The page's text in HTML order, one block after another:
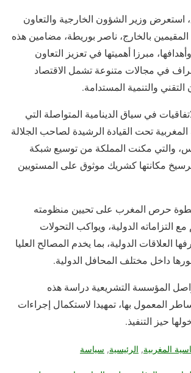
استعرض وزير الشؤون الخارجية والتعاون
المقيمين بالخارج، ناصر بوريطة، مضامين هذه
مبرزا أهميتها في تعزيز التعاون
في مجالات متنوعة تشمل الاقتصاد
التقني والتنمية المستدامة.
في سياق الدينامية المتواصلة التي
المغربية تحت القيادة الرشيدة لصاحب الجلالة
والتي مكنت المملكة من توسيع شبكة
مكانتها كشريك موثوق على المستويين
حرص المغرب على تحيين منظومته
مع التزاماته الدولية، ويواكب التحولات
العلاقات الدولية، بما يخدم المصالح العليا
داخل مختلف المحافل الدولية.
المؤسسة التشريعية دراسة هذه
المعمول بها، تمهيدا لاستكمال إجراءات
حيز التنفيذ.
المغربية, الرئيسية, سياسة